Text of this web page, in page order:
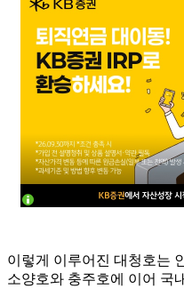
이렇게 이루어진 대청호는
소양호와 충주호에 이어 국